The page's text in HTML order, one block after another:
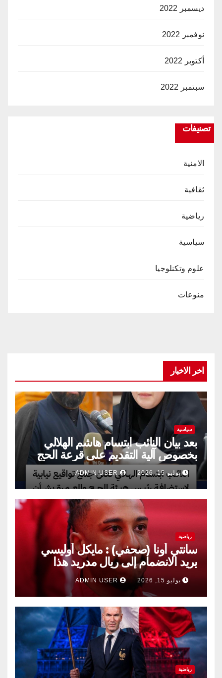
ديسمبر 2022
نوفمبر 2022
أكتوبر 2022
سبتمبر 2022
تصنيفات
الامنية
ثقافية
رياضية
سياسية
علوم وتكنلوجيا
منوعات
اخر الاخبار
سياسية
بعد بيان النائب ابتسام هاشم الهلالي
بخصوص آلية التقديم على قرعة الحج
يوليو 15, 2026
رياضية
سانتي أونا (صحفي) : مايكل أوليسي
يريد الانضمام إلى ريال مدريد هذا
الصيف.
يوليو 15, 2026 ADMIN USER
رياضية